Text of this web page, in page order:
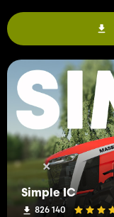
Simple IC
826 140